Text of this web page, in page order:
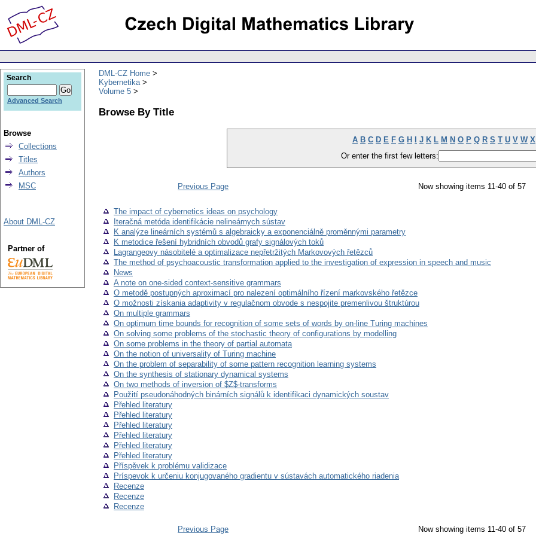
DML-CZ Home
Kybernetika
Volume 5
Browse By Title
A B C D E F G H J K L M N O P Q R S T U V W X
Or enter the first few letters:
Previous Page Now showing items 11-40 of 57
The impact of cybernetics ideas on psychology
Iteračná metóda identifikácie nelineárnych sústav
K analýze lineárních systémů s algebraicky a exponenciálně proměnnými parametry
K metodice řešení hybridních obvodů grafy signálových toků
Lagrangeovy násobitelé a optimalizace nepřetržitých Markovových řetězců
The method of psychoacoustic transformation applied to the investigation of expression in speech and music
News
A note on one-sided context-sensitive grammars
O metodě postupných aproximací pro nalezení optimálního řízení markovského řetězce
O možnosti získania adaptivity v regulačnom obvode s nespojite premenlivou štruktúrou
On multiple grammars
On optimum time bounds for recognition of some sets of words by on-line Turing machines
On solving some problems of the stochastic theory of configurations by modelling
On some problems in the theory of partial automata
On the notion of universality of Turing machine
On the problem of separability of some pattern recognition learning systems
On the synthesis of stationary dynamical systems
On two methods of inversion of $Z$-transforms
Použití pseudonáhodných binárních signálů k identifikaci dynamických soustav
Přehled literatury
Přehled literatury
Přehled literatury
Přehled literatury
Přehled literatury
Přehled literatury
Příspěvek k problému validizace
Príspevok k určeniu konjugovaného gradientu v sústavách automatického riadenia
Recenze
Recenze
Recenze
Previous Page Now showing items 11-40 of 57
Search
Advanced Search
Browse
Collections
Titles
Authors
MSC
About DML-CZ
Partner of